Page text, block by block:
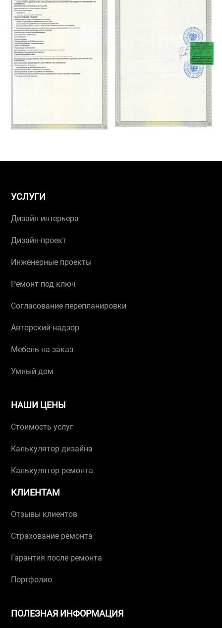
УСЛУГИ
Дизайн интерьера
Дизайн-проект
Инженерные проекты
Ремонт под ключ
Согласование перепланировки
Авторский надзор
Мебель на заказ
Умный дом
НАШИ ЦЕНЫ
Стоимость услуг
Калькулятор дизайна
Калькулятор ремонта
КЛИЕНТАМ
Отзывы клиентов
Страхование ремонта
Гарантия после ремонта
Портфолио
ПОЛЕЗНАЯ ИНФОРМАЦИЯ